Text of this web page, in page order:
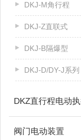
DKJ-M角行程
DKJ-Z直联式
DKJ-B隔爆型
DKJ-D/DY-J系列
阀门电动装置